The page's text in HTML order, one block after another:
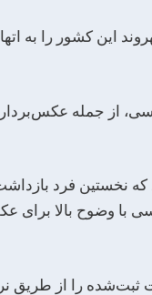
این کشور را به
از جمله
که نخستین فرد
با وضوح بالا
ثبت‌شده را از طریق